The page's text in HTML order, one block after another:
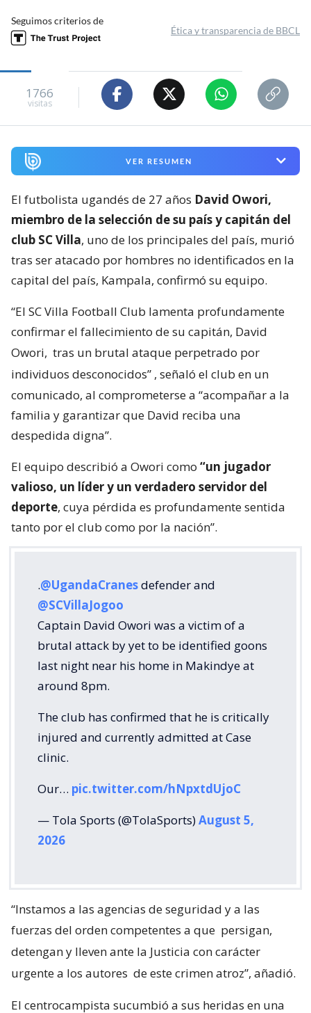
Seguimos criterios de
Ética y transparencia de BBCL
1766
visitas
VER RESUMEN
El futbolista ugandés de 27 años David Owori,
miembro de la selección de su país y capitán del
club SC Villa, uno de los principales del país, murió
tras ser atacado por hombres no identificados en la
capital del país, Kampala, confirmó su equipo.
“El SC Villa Football Club lamenta profundamente
confirmar el fallecimiento de su capitán, David
Owori, tras un brutal ataque perpetrado por
individuos desconocidos” , señaló el club en un
comunicado, al comprometerse a “acompañar a la
familia y garantizar que David reciba una
despedida digna”.
El equipo describió a Owori como “un jugador
valioso, un líder y un verdadero servidor del
deporte, cuya pérdida es profundamente sentida
tanto por el club como por la nación”.
.@UgandaCranesdefender and
@SCVillaJogoo
Captain David Owori was a victim of a
brutal attack by yet to be identified goons
last night near his home in Makindye at
around 8pm.
The club has confirmed that he is critically
injured and currently admitted at Case
clinic.
Our… pic.twitter.com/hNpxtdUjoC
— Tola Sports (@TolaSports)August 5,
2026
“Instamos a las agencias de seguridad y a las
fuerzas del orden competentes a que persigan,
detengan y lleven ante la Justicia con carácter
urgente a los autores de este crimen atroz”, añadió.
El centrocampista sucumbió a sus heridas en una